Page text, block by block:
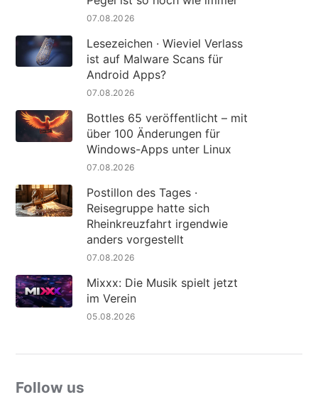
07.08.2026
Lesezeichen · Wieviel Verlass
ist auf Malware Scans für
Android Apps?
07.08.2026
Bottles 65 veröffentlicht – mit
über 100 Änderungen für
Windows-Apps unter Linux
07.08.2026
Postillon des Tages ·
Reisegruppe hatte sich
Rheinkreuzfahrt irgendwie
anders vorgestellt
07.08.2026
Mixxx: Die Musik spielt jetzt
im Verein
05.08.2026
Follow us